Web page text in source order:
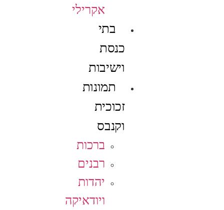
אקרילי
בתי
כנסת
וישיבות
תמונות
זכוכית
וקנבס
ברכות
רבנים
יהדות
ויודאיקה